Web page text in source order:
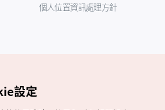
個人位置資訊處理方針
設定